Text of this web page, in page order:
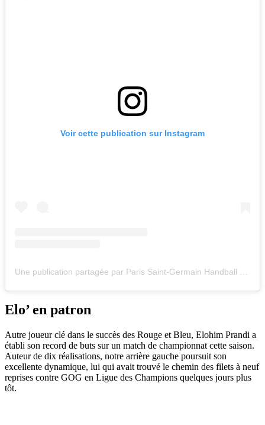
Voir cette publication sur Instagram
Elo’ en patron
Autre joueur clé dans le succès des Rouge et Bleu, Elohim Prandi a
établi son record de buts sur un match de championnat cette saison.
Auteur de dix réalisations, notre arrière gauche poursuit son
excellente dynamique, lui qui avait trouvé le chemin des filets à neuf
reprises contre GOG en Ligue des Champions quelques jours plus
tôt.